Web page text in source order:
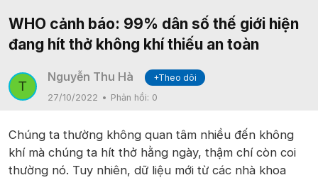
WHO cảnh báo: 99% dân số thế giới hiện
đang hít thở không khí thiếu an toàn
T
Nguyễn Thu Hà
+Theo dõi
27/10/2022
Phản hồi: 0
Chúng ta thường không quan tâm nhiều đến không
khí mà chúng ta hít thở hằng ngày, thậm chí còn coi
thường nó. Tuy nhiên, dữ liệu mới từ các nhà khoa